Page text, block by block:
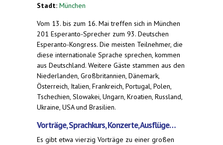
Stadt: München
Vom 13. bis zum 16. Mai treffen sich in München
201 Esperanto-Sprecher zum 93. Deutschen
Esperanto-Kongress. Die meisten Teilnehmer, die
diese internationale Sprache sprechen, kommen
aus Deutschland. Weitere Gäste stammen aus den
Niederlanden, Großbritannien, Dänemark,
Österreich, Italien, Frankreich, Portugal, Polen,
Tschechien, Slowakei, Ungarn, Kroatien, Russland,
Ukraine, USA und Brasilien.
Vorträge, Sprachkurs, Konzerte, Ausflüge…
Es gibt etwa vierzig Vorträge zu einer großen